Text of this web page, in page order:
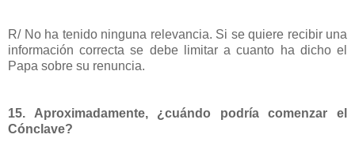
R/ No ha tenido ninguna relevancia. Si se quiere recibir una
información correcta se debe limitar a cuanto ha dicho el
Papa sobre su renuncia.
15. Aproximadamente, ¿cuándo podría comenzar el
Cónclave?